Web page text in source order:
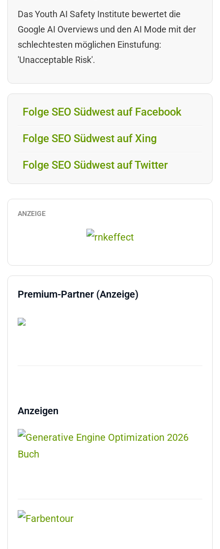
Das Youth AI Safety Institute bewertet die
Google AI Overviews und den AI Mode mit der
schlechtesten möglichen Einstufung:
'Unacceptable Risk'.
Folge SEO Südwest auf Facebook
Folge SEO Südwest auf Xing
Folge SEO Südwest auf Twitter
ANZEIGE
Premium-Partner (Anzeige)
Anzeigen